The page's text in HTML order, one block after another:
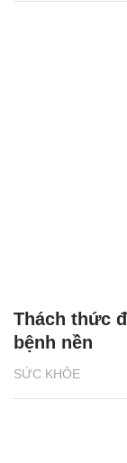
SỨC KHỎE
Thách thức
bệnh nền